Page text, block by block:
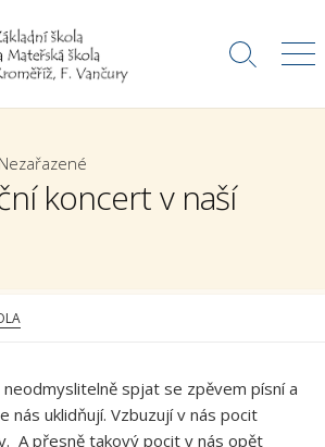
Search
Nezařazené
koncert v naší
spjat se zpěvem písní a
nás uklidňují. Vzbuzují v nás pocit
A přesně takový pocit v nás opět